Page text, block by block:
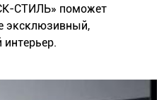
СТИЛЬ» поможет
эксклюзивный,